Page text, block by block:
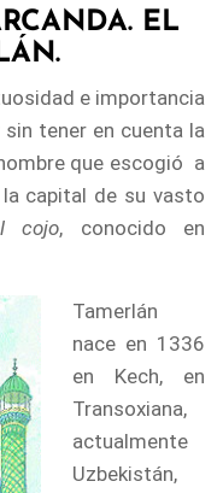
EL
e importancia
tener en cuenta la
que escogió a
capital de su vasto
cojo, conocido en
Tamerlán
nace en 1336
en Kech, en
Transoxiana,
actualmente
Uzbekistán,